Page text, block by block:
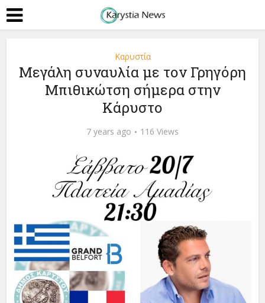
Καρυστία
Μεγάλη συναυλία με τον Γρηγόρη
Μπιθικώτση σήμερα στην
Κάρυστο
7 years ago 116 Views